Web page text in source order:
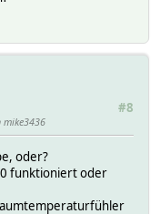
#8
mike3436
oder?
funktioniert oder